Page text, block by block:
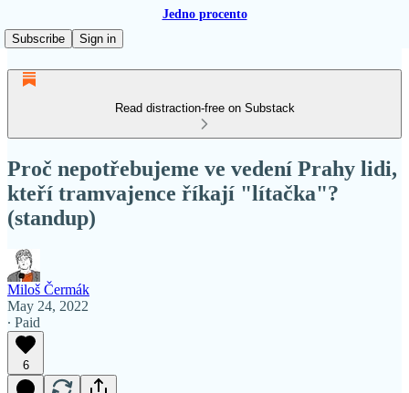
Jedno procento
Subscribe
Sign in
Read distraction-free on Substack
Proč nepotřebujeme ve vedení Prahy lidi,
kteří tramvajence říkají "lítačka"?
(standup)
Miloš Čermák
May 24, 2022
∙ Paid
6